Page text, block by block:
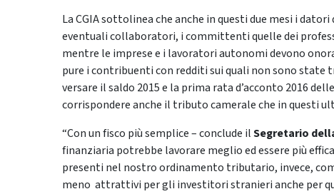
La CGIA sottolinea che anche in questi due mesi i
eventuali collaboratori, i committenti quelle dei
mentre le imprese e i lavoratori autonomi devono
pure i contribuenti con redditi sui quali non sono
versare il saldo 2015 e la prima rata d’acconto 2016
corrispondere anche il tributo camerale che in questi
“Con un fisco più semplice – conclude ilSegretario
finanziaria potrebbe lavorare meglio ed essere più
presenti nel nostro ordinamento tributario, invece,
meno attrattivi per gli investitori stranieri anche per